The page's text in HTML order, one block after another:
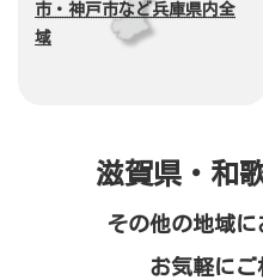
市・神戸市など兵庫県内全
域
滋賀県・和
その他の地域
お気軽に